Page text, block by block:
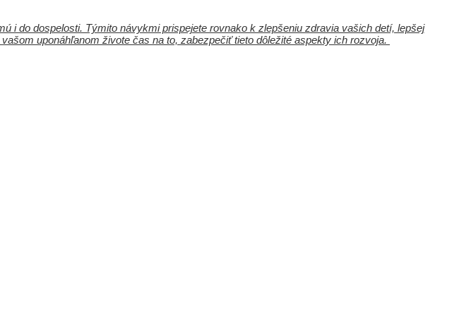
do dospelosti. Týmito návykmi prispejete rovnako k zlepšeniu zdravia vašich detí, lepšej
uponáhľanom živote čas na to, zabezpečiť tieto dôležité aspekty ich rozvoja.